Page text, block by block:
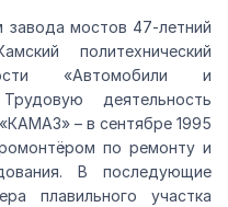
завода мостов 47-летний
политехнический
«Автомобили и
деятельность
– в сентябре 1995
по ремонту и
В последующие
плавильного участка